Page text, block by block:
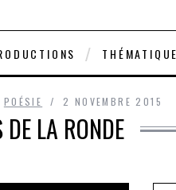
POÉSIE 2 NOVEMBRE 2015
LA RONDE